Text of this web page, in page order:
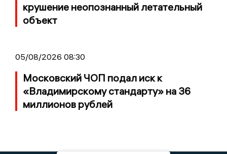
крушение неопознанный летательный
объект
05/08/2026 08:30
Московский ЧОП подал иск к
«Владимирскому стандарту» на 36
миллионов рублей